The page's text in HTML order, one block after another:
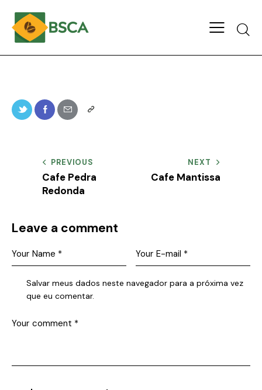
PREVIOUS
Cafe Pedra
Redonda
NEXT
Cafe Mantissa
Leave a comment
Salvar meus dados neste navegador para a próxima vez
que eu comentar.